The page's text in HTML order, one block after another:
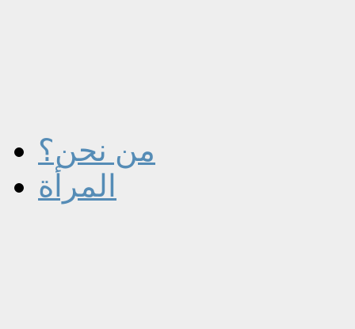
من نحن؟
المرأة